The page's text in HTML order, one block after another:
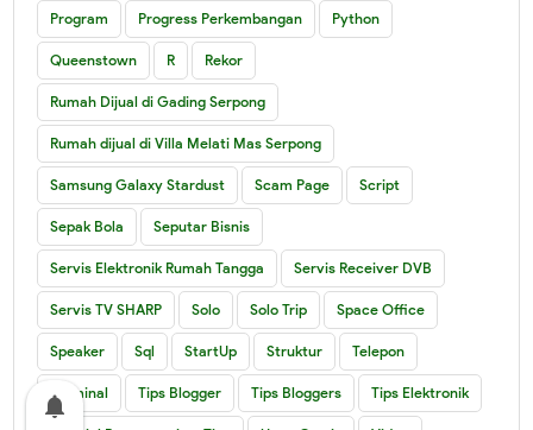
Program Progress Perkembangan Python
Queenstown R Rekor
Rumah Dijual di Gading Serpong
Rumah dijual di Villa Melati Mas Serpong
Samsung Galaxy Stardust Scam Page Script
Sepak Bola Seputar Bisnis
Servis Elektronik Rumah Tangga Servis Receiver DVB
Servis TV SHARP Solo Solo Trip Space Office
Speaker Sql StartUp Struktur Telepon
Terminal Tips Blogger Tips Bloggers Tips Elektronik
notifications